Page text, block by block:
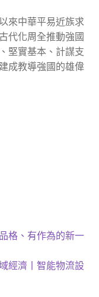
來中華平易近族求
代化周全推動強國
堅實基本、計謀支
成教導強國的雄偉
格、有作為的新一
經濟丨智能物流設